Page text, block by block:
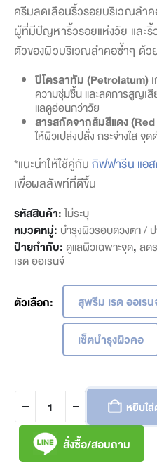
ครีมลดเลือนริ้วรอยบริเวณลำ
ผู้ที่มีปัญหาริ้วรอยแห่งวัย และริ้
ตัวของผิวบริเวณลำคอซ้ำๆ ด้
ปิโตรลาทัม (Petrolatum)
ความชุ่มชื้น และลดการสูญเ
แลดูอ่อนกว่าวัย
สารสกัดจากส้มสีแดง
ให้ผิวเปล่งปลั่ง กระจ่างใส จุ
*แนะนำให้ใช้คู่กับกิฟฟารีน แอส
เพื่อผลลัพท์ที่ดีขึ้น
รหัสสินค้า:ไม่ระบุ
หมวดหมู่: บำรุงผิวรอบดวงตา /
ป้ายกำกับ: ดูแลผิวเฉพาะจุด, ลด
เรด ออเรนจ์
ตัวเลือก สุพรีม เรด ออเร
เซ็ตบำรุงผิวคอ
หยิบใ
สั่งซื้อ/สอบถาม